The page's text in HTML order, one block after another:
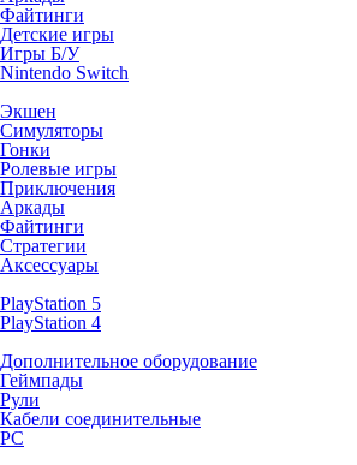
Файтинги
Детские игры
Игры Б/У
Nintendo Switch
Экшен
Симуляторы
Гонки
Ролевые игры
Приключения
Аркады
Файтинги
Стратегии
Аксессуары
PlayStation 5
PlayStation 4
Дополнительное оборудование
Геймпады
Рули
Кабели соединительные
PC